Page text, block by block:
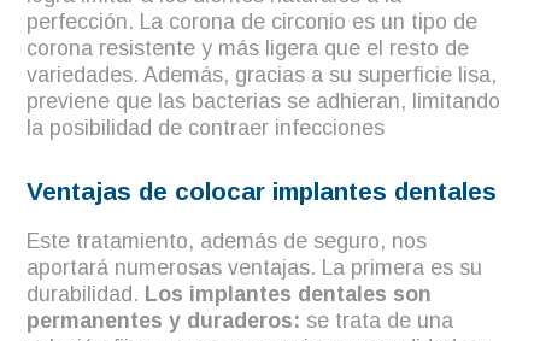
perfección. La corona de circonio es un tipo de
corona resistente y más ligera que el resto de
variedades. Además, gracias a su superficie lisa,
previene que las bacterias se adhieran, limitando
la posibilidad de contraer infecciones
Ventajas de colocar implantes dentales
Este tratamiento, además de seguro, nos
aportará numerosas ventajas. La primera es su
durabilidad. Los implantes dentales son
permanentes y duraderos: se trata de una